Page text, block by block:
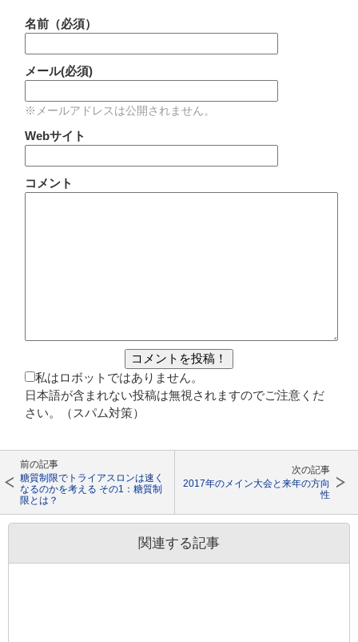
名前（必須）
メール(必須)
※メールアドレスは公開されません。
Webサイト
コメント
私はロボットではありません。
日本語が含まれない投稿は無視されますのでご注意くだ
さい。（スパム対策）
前の記事
糖質制限でトライアスロンは速く
なるのかを考える その1：糖質制
限とは？
次の記事
2017年のメイン大会と来年の方向
性
関連する記事